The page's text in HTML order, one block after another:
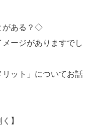
がある？◇
ージがありますでし
ット」についてお話
】